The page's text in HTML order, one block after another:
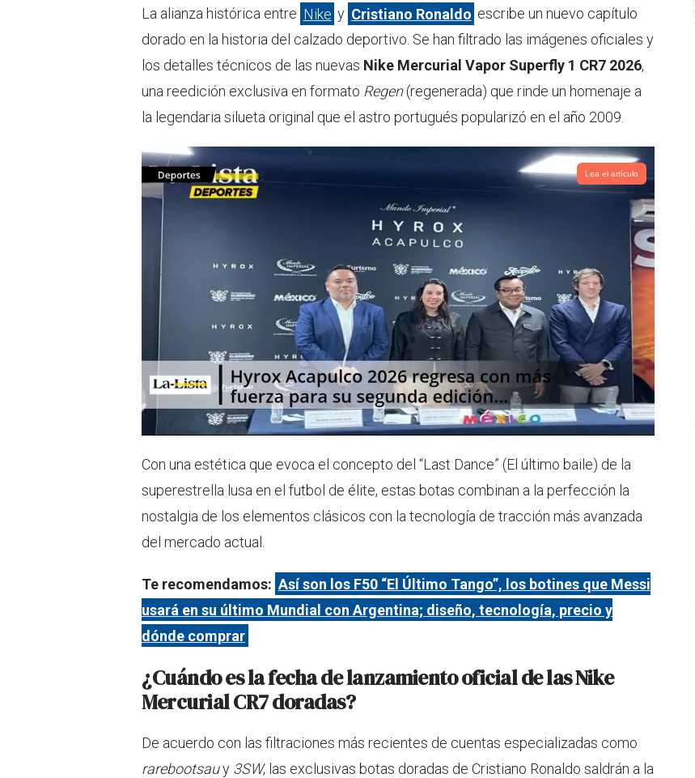
s
p
p
La alianza histórica entre Nike y Cristiano Ronaldo escribe un nuevo capítulo
dorado en la historia del calzado deportivo. Se han filtrado las imágenes oficiales y
los detalles técnicos de las nuevas Nike Mercurial Vapor Superfly 1 CR7 2026,
una reedición exclusiva en formato Regen(regenerada) que rinde un homenaje a
la legendaria silueta original que el astro portugués popularizó en el año 2009.
Lea el artículo
Con una estética que evoca el concepto del “Last Dance” (El último baile) de la
superestrella lusa en el futbol de élite, estas botas combinan a la perfección la
nostalgia de los elementos clásicos con la tecnología de tracción más avanzada
del mercado actual.
Te recomendamos: Así son los F50 “El Último Tango”, los botines que Messi
usará en su último Mundial con Argentina; diseño, tecnología, precio y
dónde comprar
¿Cuándo es la fecha de lanzamiento oficial de las Nike
Mercurial CR7 doradas?
De acuerdo con las filtraciones más recientes de cuentas especializadas como
rarebootsauy 3SW, las exclusivas botas doradas de Cristiano Ronaldo saldrán a la